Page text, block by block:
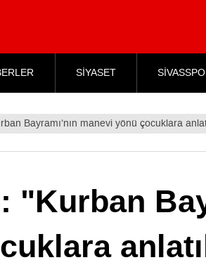
SİYASET
Bayramı’nın manevi yönü çocuklara
"Kurban